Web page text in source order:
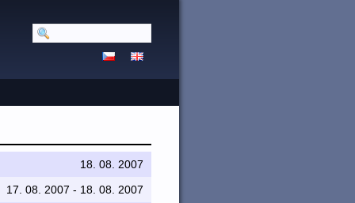
18. 08. 2007
17. 08. 2007 - 18. 08. 2007